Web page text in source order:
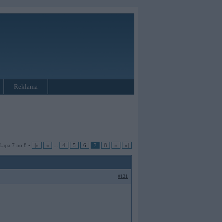
Reklāma
7 no 8 • |« « 4 5 6 7 8 » »|
#121